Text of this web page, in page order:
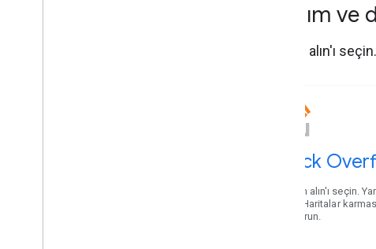
Yardım ve
Yardım alın'ı
Stack
Yardım alın'ı seçin.
verin. Haritalar
oluşturun.